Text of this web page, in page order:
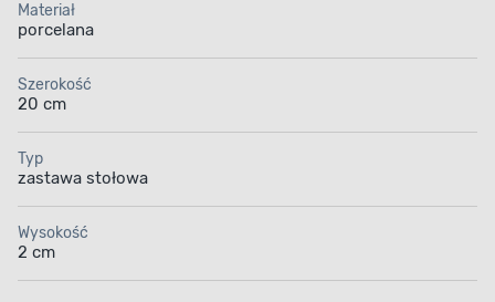
Materiał
porcelana
Szerokość
20 cm
Typ
zastawa stołowa
Wysokość
2 cm